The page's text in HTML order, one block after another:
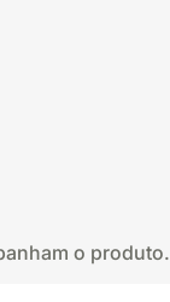
o produto.